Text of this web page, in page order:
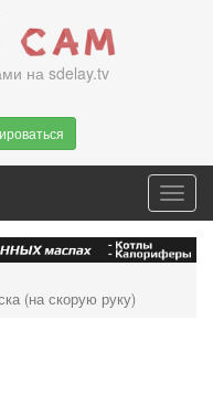
на sdelay.tv
(на скорую руку)